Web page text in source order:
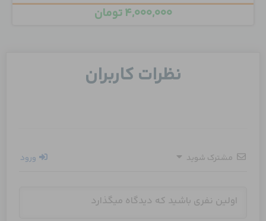
۴,۰۰۰,۰۰۰تومان
نظرات کاربران
مشترک شوید ورود